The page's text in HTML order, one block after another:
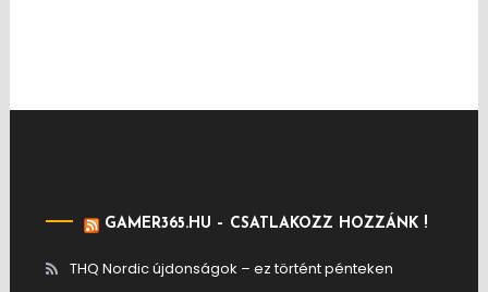
GAMER365.HU – CSATLAKOZZ HOZZÁNK !
THQ Nordic újdonságok – ez történt pénteken